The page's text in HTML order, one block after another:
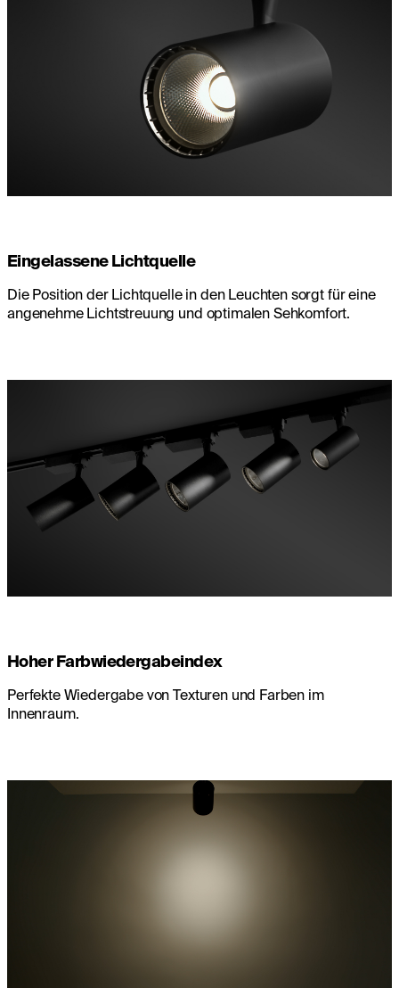
Eingelassene Lichtquelle
Die Position der Lichtquelle in den Leuchten sorgt für eine
angenehme Lichtstreuung und optimalen Sehkomfort.
Hoher Farbwiedergabeindex
Perfekte Wiedergabe von Texturen und Farben im
Innenraum.